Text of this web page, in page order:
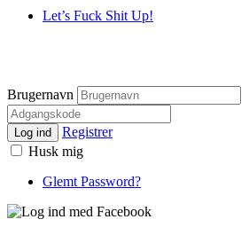
Let’s Fuck Shit Up!
Brugernavn
Log ind
Registrer
Husk mig
Glemt Password?